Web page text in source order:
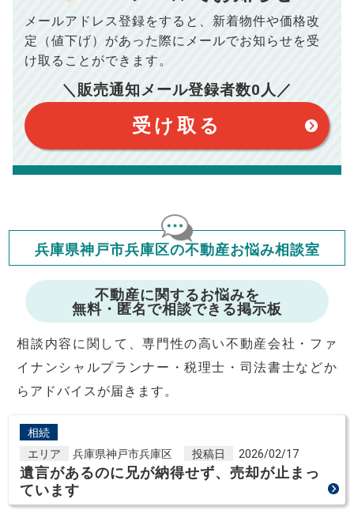
総支払額 100,050 円
このシミュレーターは元利均等返済方式で試算しています。
このシミュレーターは、四捨五入にて計算しております。
このシミュレーターはお借り入れの全期間で金利が変わらない設
このシミュレーターでの結果は、お借り入れを保証するものでは
ありません。
このシミュレーターをご利用された方の、いかなる損害について
ますが、お借り入れの際に各金融機関にご相談ください。
会員マイページでは
修繕費・管理費の計算もできます
※シミュレーター結果はあくまでも概算であり、手残り金額を
保証するものではございません。
※上記売却費用には、住所変更登記の費用、引っ越し費用、住
宅ローンの一括繰上返済の手数料等は含まれておりませんの
で予めご了承ください。
おります。（物件価格×3%＋6万円＋消費税）
メールアドレス登録をすると、 新着物件や価格改
定（値下げ）があった際に メールでお知らせを受
け取ることができます。
＼販売通知メール登録者数0 人／
受け取る
兵庫県神戸市兵庫区の不動産お悩み相談室
不動産に関するお悩みを
無料・匿名で相談できる掲示板
相談内容に関して、専門性の高い不動産会社・ファ
イナンシャルプランナー・税理士・司法書士などか
らアドバイスが届きます。
相続
エリア
兵庫県神戸市兵庫区 投稿日 2026/02/17
遺言があるのに兄が納得せず、売却が止まっ
ています